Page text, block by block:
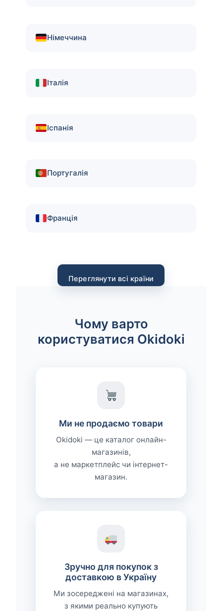
Німеччина
Італія
Іспанія
Португалія
Франція
Переглянути всі країни
Чому варто
користуватися Okidoki
Ми не продаємо товари
Okidoki — це каталог онлайн-
магазинів,
а не маркетплейс чи інтернет-
магазин.
Зручно для покупок з
доставкою в Україну
Ми зосереджені на магазинах,
з якими реально купують